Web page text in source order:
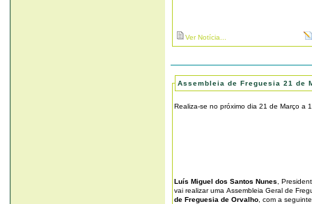
Ver Notícia...
Assembleia de Freguesia 21 de
Realiza-se no próximo dia 21 de Março a
Luís Miguel dos Santos Nunes
,
vai realizar uma Assembleia Geral de
de Freguesia de Orvalho , com a